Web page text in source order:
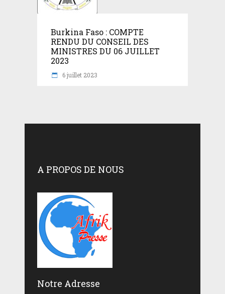
Burkina Faso : COMPTE
RENDU DU CONSEIL DES
MINISTRES DU 06 JUILLET
2023
6 juillet 2023
A PROPOS DE NOUS
Notre Adresse